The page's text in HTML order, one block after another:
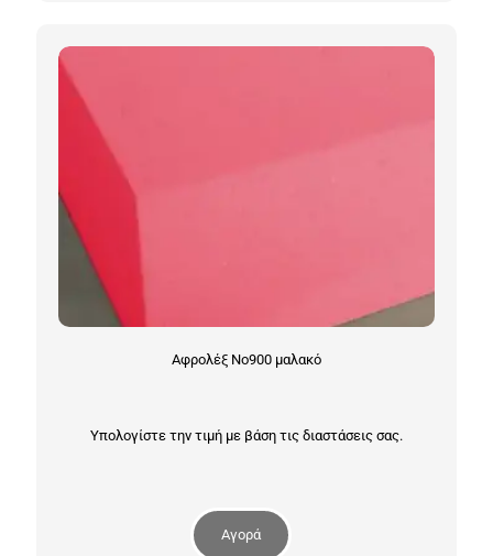
Αφρολέξ Νο900 μαλακό
Υπολογίστε την τιμή με βάση τις διαστάσεις σας.
Αγορά